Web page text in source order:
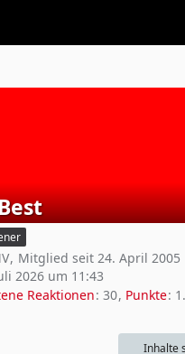
Mitglied seit 24. April 2005
2026 um 11:43
Reaktionen 30 Punkte
Inhalte